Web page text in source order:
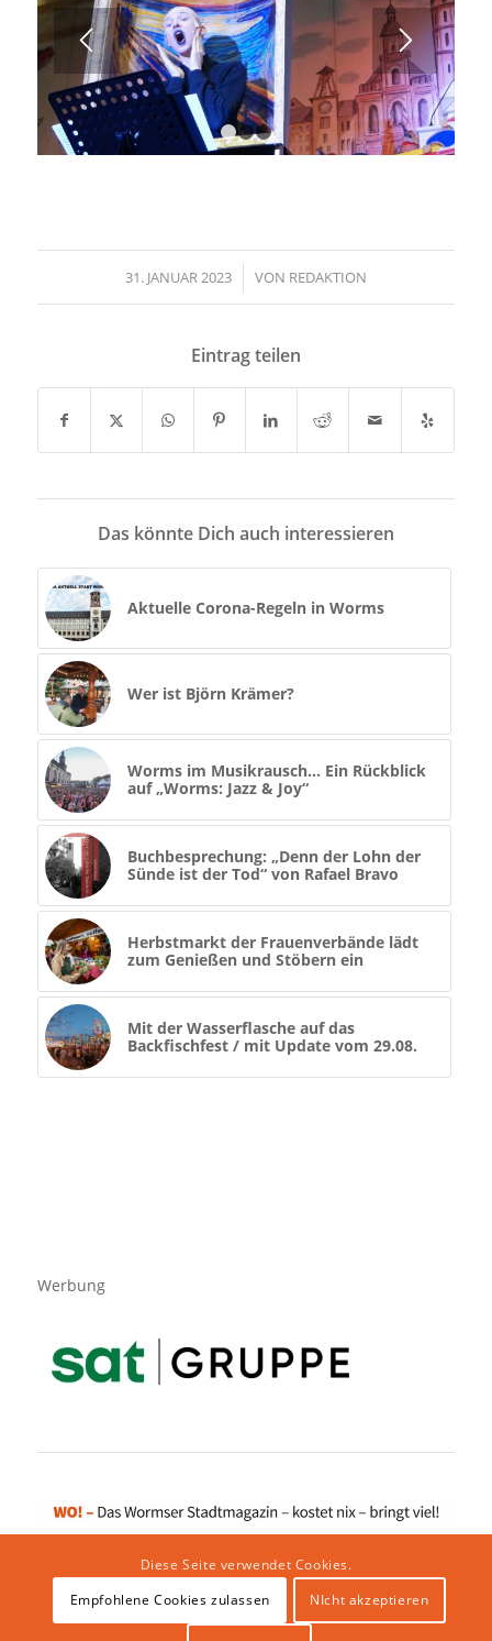
1 2 3
31. JANUAR 2023
/ VON REDAKTION
Eintrag teilen
Das könnte Dich auch interessieren
Aktuelle Corona-Regeln in Worms
Wer ist Björn Krämer?
Worms im Musikrausch… Ein Rückblick
auf „Worms: Jazz & Joy“
Buchbesprechung: „Denn der Lohn der
Sünde ist der Tod“ von Rafael Bravo
Herbstmarkt der Frauenverbände lädt
zum Genießen und Stöbern ein
Mit der Wasserflasche auf das
Backfischfest / mit Update vom 29.08.
Werbung
Impressum|Datenschutzerklärung|Website von klicklabor.de |
Diese Seite verwendet Cookies.
Empfohlene Cookies zulassen
NIcht akzeptieren